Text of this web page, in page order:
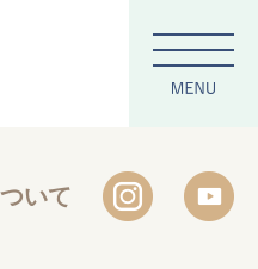
いて